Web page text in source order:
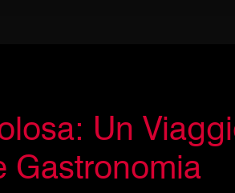
Un
Gastronomia